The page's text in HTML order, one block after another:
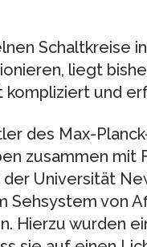
Schaltkreise
liegt
kompliziert und
des Max-
zusammen mit
der Universität
Sehsystem von
Hierzu wurden